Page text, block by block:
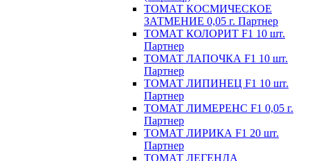
ТОМАТ КОСМИЧЕСКОЕ
ЗАТМЕНИЕ 0,05 г. Партнер
ТОМАТ КОЛОРИТ F1 10 шт.
Партнер
ТОМАТ ЛАПОЧКА F1 10 шт.
Партнер
ТОМАТ ЛИПИНЕЦ F1 10 шт.
Партнер
ТОМАТ ЛИМЕРЕНС F1 0,05 г.
Партнер
ТОМАТ ЛИРИКА F1 20 шт.
Партнер
ТОМАТ ЛЕГЕНДА